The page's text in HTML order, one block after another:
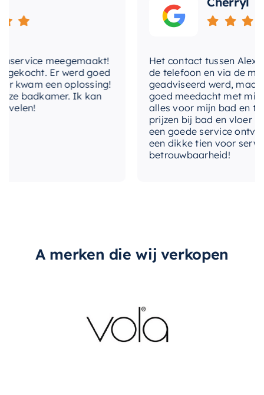
interieur. Maak uw badkamer compleet met deze
prachtige nis.
meegemaakt!
Er werd goed
een oplossing!
badkamer. Ik kan
Het contact tussen Alex en
de telefoon en via de mail,
geadviseerd werd, maar
goed meedacht met mij.
alles voor mijn bad en
prijzen bij bad en vloer
een goede service
een dikke tien voor
betrouwbaarheid!
A merken die wij verkopen